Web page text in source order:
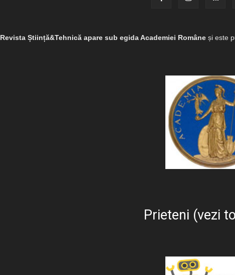
Revista Știință&Tehnică apare sub egida Academiei Române și este
Prieteni (vezi